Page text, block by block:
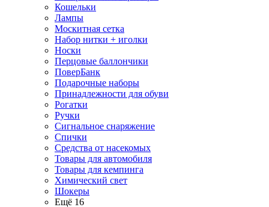
Кошельки
Лампы
Москитная сетка
Набор нитки + иголки
Носки
Перцовые баллончики
ПоверБанк
Подарочные наборы
Принадлежности для обуви
Рогатки
Ручки
Сигнальное снаряжение
Спички
Средства от насекомых
Товары для автомобиля
Товары для кемпинга
Химический свет
Шокеры
Ещё 16